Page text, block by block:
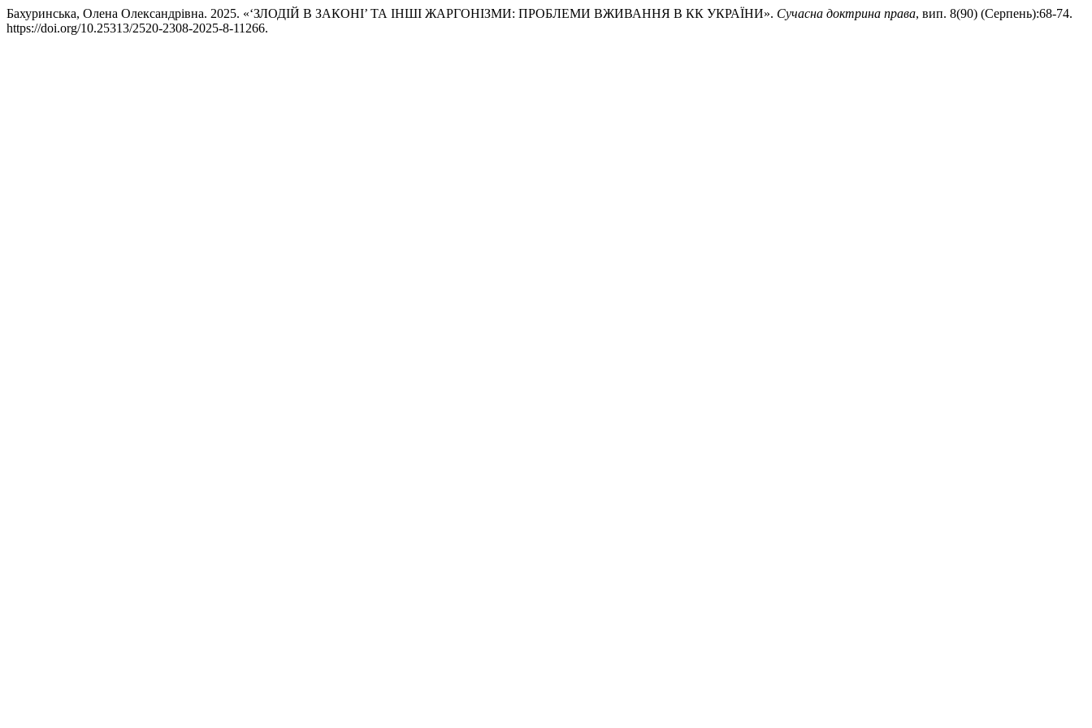
Бахуринська, Олена Олександрівна. 2025. «‘ЗЛОДІЙ В ЗАКОНІ’ ТА ІНШІ ЖАРГОНІЗМИ: ПРОБЛЕМИ ВЖИВАННЯ В КК УКРАЇНИ». Сучасна доктрина права, вип. 8(90) (Серпень):68-74.
https://doi.org/10.25313/2520-2308-2025-8-11266.